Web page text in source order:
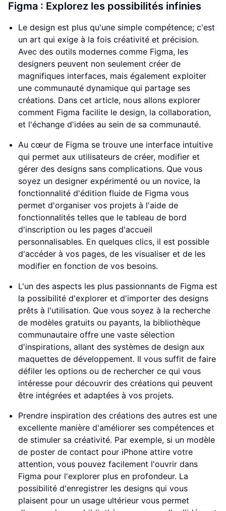
Figma : Explorez les possibilités infinies
Le design est plus qu'une simple compétence; c'est
un art qui exige à la fois créativité et précision.
Avec des outils modernes comme Figma, les
designers peuvent non seulement créer de
magnifiques interfaces, mais également exploiter
une communauté dynamique qui partage ses
créations. Dans cet article, nous allons explorer
comment Figma facilite le design, la collaboration,
et l'échange d'idées au sein de sa communauté.
Au cœur de Figma se trouve une interface intuitive
qui permet aux utilisateurs de créer, modifier et
gérer des designs sans complications. Que vous
soyez un designer expérimenté ou un novice, la
fonctionnalité d'édition fluide de Figma vous
permet d'organiser vos projets à l'aide de
fonctionnalités telles que le tableau de bord
d'inscription ou les pages d'accueil
personnalisables. En quelques clics, il est possible
d'accéder à vos pages, de les visualiser et de les
modifier en fonction de vos besoins.
L'un des aspects les plus passionnants de Figma est
la possibilité d'explorer et d'importer des designs
prêts à l'utilisation. Que vous soyez à la recherche
de modèles gratuits ou payants, la bibliothèque
communautaire offre une vaste sélection
d'inspirations, allant des systèmes de design aux
maquettes de développement. Il vous suffit de faire
défiler les options ou de rechercher ce qui vous
intéresse pour découvrir des créations qui peuvent
être intégrées et adaptées à vos projets.
Prendre inspiration des créations des autres est une
excellente manière d'améliorer ses compétences et
de stimuler sa créativité. Par exemple, si un modèle
de poster de contact pour iPhone attire votre
attention, vous pouvez facilement l'ouvrir dans
Figma pour l'explorer plus en profondeur. La
possibilité d'enregistrer les designs qui vous
plaisent pour un usage ultérieur vous permet